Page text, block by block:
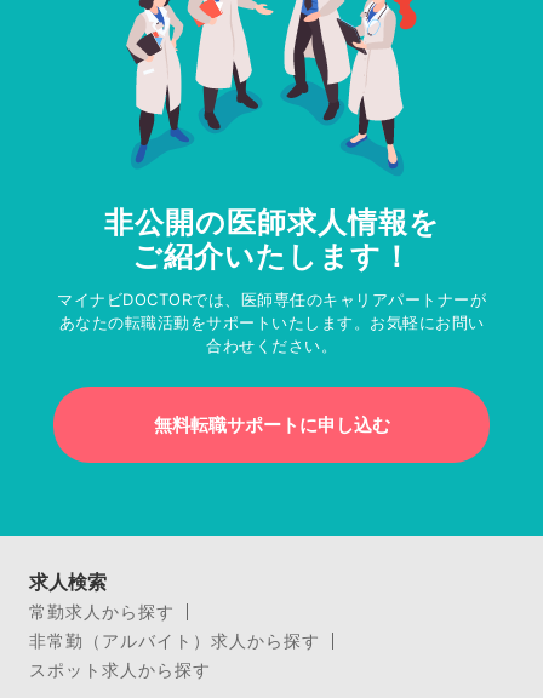
非公開の医師求人情報を
ご紹介いたします！
マイナビDOCTORでは、医師専任のキャリアパートナーが
あなたの転職活動をサポートいたします。お気軽にお問い
合わせください。
無料転職サポートに申し込む
求人検索
常勤求人から探す
非常勤（アルバイト）求人から探す
スポット求人から探す